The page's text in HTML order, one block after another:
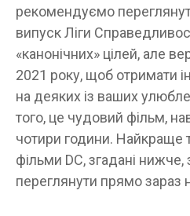
рекомендуємо
випуск Ліги
«канонічних» цілей, але
2021 року, щоб отримати
на деяких із ваших
того, це чудовий фільм,
чотири години. Найкраще
фільми DC, згадані
переглянути прямо зараз